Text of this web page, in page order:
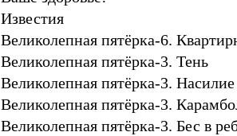
Известия
Великолепная пятёрка-6.
Великолепная пятёрка-3. Тень
Великолепная пятёрка-3. Насилие
Великолепная пятёрка-3.
Великолепная пятёрка-3. Бес в